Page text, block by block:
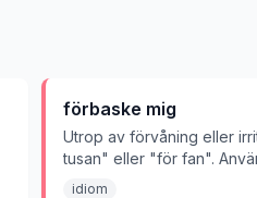
förbaske mig
Utrop av förvåning eller
tusan" eller "för fan".
häpnad eller missnöje.
idiom